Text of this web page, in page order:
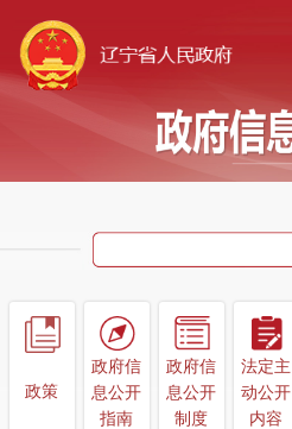
政策
政府信
息公开
指南
政府信
息公开
制度
法定主
动公开
内容